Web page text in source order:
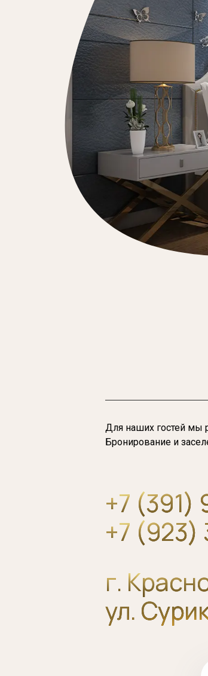
Для наших гостей мы
Бронирование и
+7 (391)
+7 (923)
г.
ул.